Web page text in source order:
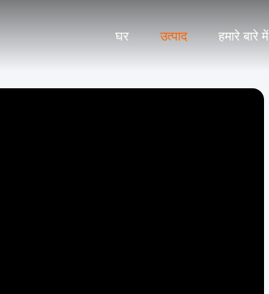
घर उत्पाद हमारे बारे में